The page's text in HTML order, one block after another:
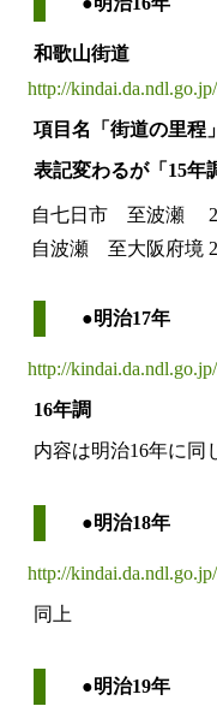
和歌山街道
http://
項目名「街道の里程」
表記変わるが「15年
自七日市 至波瀬
自波瀬 至大阪府境
●明治17年
http://
16年調
内容は明治16年に同
●明治18年
http://
同上
●明治19年